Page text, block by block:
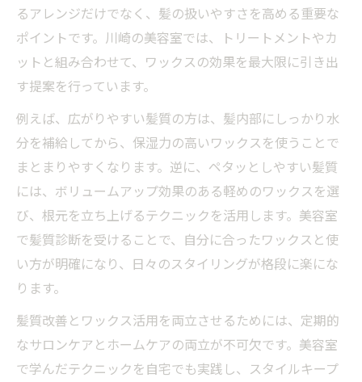
るアレンジだけでなく、髪の扱いやすさを高める重要な
ポイントです。川崎の美容室では、トリートメントやカ
ットと組み合わせて、ワックスの効果を最大限に引き出
す提案を行っています。
例えば、広がりやすい髪質の方は、髪内部にしっかり水
分を補給してから、保湿力の高いワックスを使うことで
まとまりやすくなります。逆に、ペタッとしやすい髪質
には、ボリュームアップ効果のある軽めのワックスを選
び、根元を立ち上げるテクニックを活用します。美容室
で髪質診断を受けることで、自分に合ったワックスと使
い方が明確になり、日々のスタイリングが格段に楽にな
ります。
髪質改善とワックス活用を両立させるためには、定期的
なサロンケアとホームケアの両立が不可欠です。美容室
で学んだテクニックを自宅でも実践し、スタイルキープ